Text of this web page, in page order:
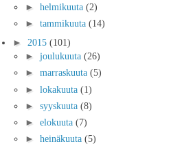
► helmikuuta (2)
► tammikuuta (14)
► 2015 (101)
► joulukuuta (26)
► marraskuuta (5)
► lokakuuta (1)
► syyskuuta (8)
► elokuuta (7)
► heinäkuuta (5)